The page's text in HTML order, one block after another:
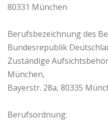
80331 München
Berufsbezeichnung des
Bundesrepublik
Zuständige
München,
Bayerstr. 28a, 80335
Berufsordnung: